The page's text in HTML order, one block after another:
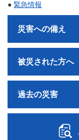
● 緊急情報
災害への備え
被災された方へ
過去の災害